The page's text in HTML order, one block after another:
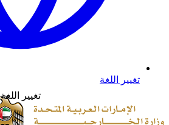
تغيير اللغة
تغيير اللغة